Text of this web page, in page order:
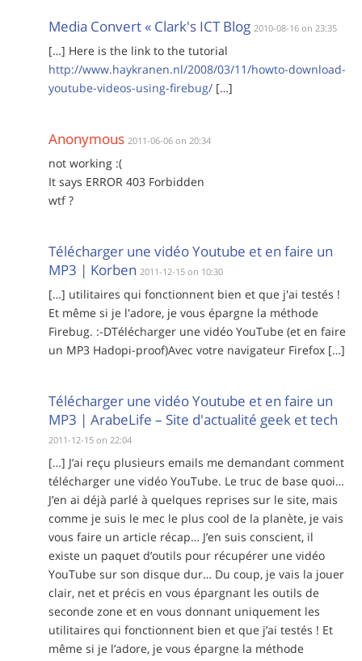
Media Convert « Clark's ICT Blog 2010-08-16 on 23:35
[…] Here is the link to the tutorial
http://www.haykranen.nl/2008/03/11/howto-download-
youtube-videos-using-firebug/ […]
Anonymous 2011-06-06 on 20:34
not working :(
It says ERROR 403 Forbidden
wtf ?
Télécharger une vidéo Youtube et en faire un
MP3 | Korben 2011-12-15 on 10:30
[…] utilitaires qui fonctionnent bien et que j'ai testés !
Et même si je l'adore, je vous épargne la méthode
Firebug. :-DTélécharger une vidéo YouTube (et en faire
un MP3 Hadopi-proof)Avec votre navigateur Firefox […]
Télécharger une vidéo Youtube et en faire un
MP3 | ArabeLife – Site d'actualité geek et tech
2011-12-15 on 22:04
[…] J’ai reçu plusieurs emails me demandant comment
télécharger une vidéo YouTube. Le truc de base quoi…
J’en ai déjà parlé à quelques reprises sur le site, mais
comme je suis le mec le plus cool de la planète, je vais
vous faire un article récap… J’en suis conscient, il
existe un paquet d’outils pour récupérer une vidéo
YouTube sur son disque dur… Du coup, je vais la jouer
clair, net et précis en vous épargnant les outils de
seconde zone et en vous donnant uniquement les
utilitaires qui fonctionnent bien et que j’ai testés ! Et
même si je l’adore, je vous épargne la méthode